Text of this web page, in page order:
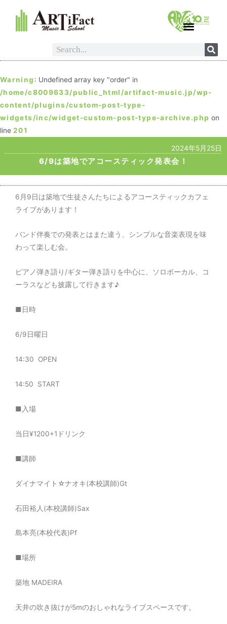
Warning : Undefined array key "order" in
/home/c8009633/public_html/artifact-music.jp/wp-
content/plugins/custom-post-type-
widgets/inc/widget-custom-post-type-archive.php on
line 201
2024年5月25日
6/9は築地でアコースティック発表会！
6月9日は築地で生徒さんたちによるアコースティックカフェ
ライブがあります！
バンド伴奏での発表とはまた違う、シンプルな音楽表現を味
わって楽しむ会。
ピアノ弾き語り/ギター弾き語りを中心に、ソロボーカル、コ
ーラスなども披露して行きます♪
■日時
6/9日曜日
14:30 OPEN
14:50 START
■ 入場
当日¥1200+1 ドリンク
■講師
ダイナマイト☆ナオキ(本校講師)Gt
石田裕人(本校講師)Sax
島本亮(本校代表)Pf
■場所
築地 MADEIRA
天井の吹き抜けが5mのおしゃれなライブスペースです。